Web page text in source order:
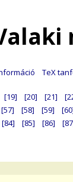
TeX
[19] [20] [21]
[57] [58] [59]
[84] [85] [86]